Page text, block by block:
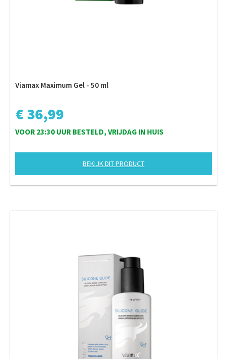
Viamax Maximum Gel - 50 ml
€ 36,99
VOOR 23:30 UUR BESTELD, VRIJDAG IN HUIS
BEKIJK DIT PRODUCT